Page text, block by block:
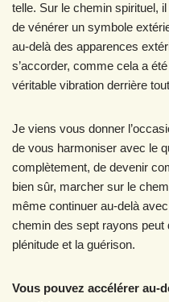
telle. Sur le chemin spirituel,
de vénérer un symbole
au-delà des apparences
s’accorder, comme cela a
véritable vibration derrière
Je viens vous donner
de vous harmoniser avec le
complètement, de devenir
bien sûr, marcher sur le
même continuer au-delà
chemin des sept rayons peut
plénitude et la guérison.
Vous pouvez accélérer au-